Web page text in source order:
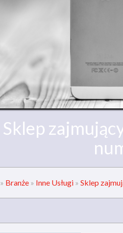
Sklep
» Branże » Inne Usługi » Sklep